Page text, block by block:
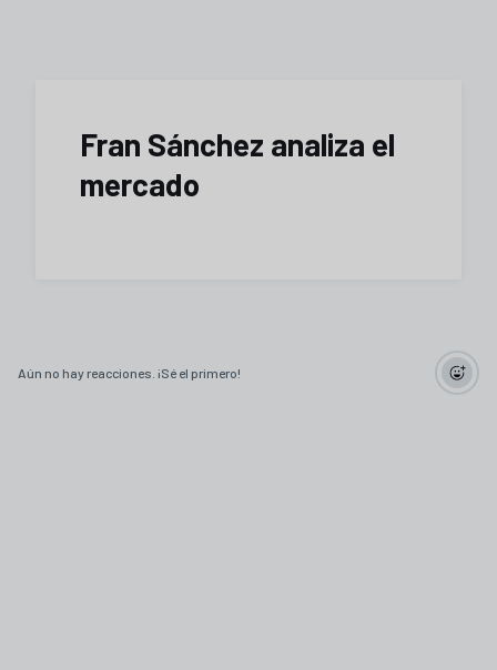
Fran Sánchez analiza el
mercado
Aún no hay reacciones. ¡Sé el primero!